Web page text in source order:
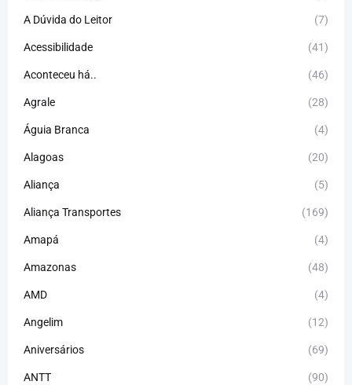
A Dúvida do Leitor (7)
Acessibilidade (41)
Aconteceu há.. (46)
Agrale (28)
Águia Branca (4)
Alagoas (20)
Aliança (5)
Aliança Transportes (169)
Amapá (4)
Amazonas (48)
AMD (4)
Angelim (12)
Aniversários (69)
ANTT (90)